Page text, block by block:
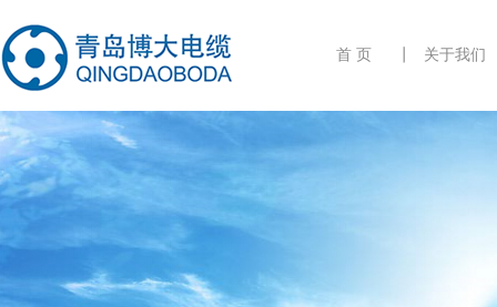
首 页 关于我们